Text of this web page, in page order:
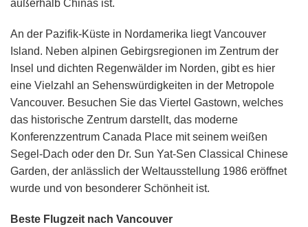
außerhalb Chinas ist.
An der Pazifik-Küste in Nordamerika liegt Vancouver
Island. Neben alpinen Gebirgsregionen im Zentrum der
Insel und dichten Regenwälder im Norden, gibt es hier
eine Vielzahl an Sehenswürdigkeiten in der Metropole
Vancouver. Besuchen Sie das Viertel Gastown, welches
das historische Zentrum darstellt, das moderne
Konferenzzentrum Canada Place mit seinem weißen
Segel-Dach oder den Dr. Sun Yat-Sen Classical Chinese
Garden, der anlässlich der Weltausstellung 1986 eröffnet
wurde und von besonderer Schönheit ist.
Beste Flugzeit nach Vancouver